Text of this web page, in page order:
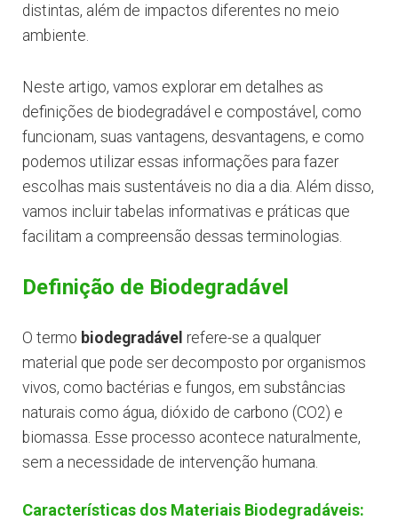
distintas, além de impactos diferentes no meio
ambiente.
Neste artigo, vamos explorar em detalhes as
definições de biodegradável e compostável, como
funcionam, suas vantagens, desvantagens, e como
podemos utilizar essas informações para fazer
escolhas mais sustentáveis no dia a dia. Além disso,
vamos incluir tabelas informativas e práticas que
facilitam a compreensão dessas terminologias.
Definição de Biodegradável
O termo biodegradável refere-se a qualquer
material que pode ser decomposto por organismos
vivos, como bactérias e fungos, em substâncias
naturais como água, dióxido de carbono (CO2) e
biomassa. Esse processo acontece naturalmente,
sem a necessidade de intervenção humana.
Características dos Materiais Biodegradáveis: